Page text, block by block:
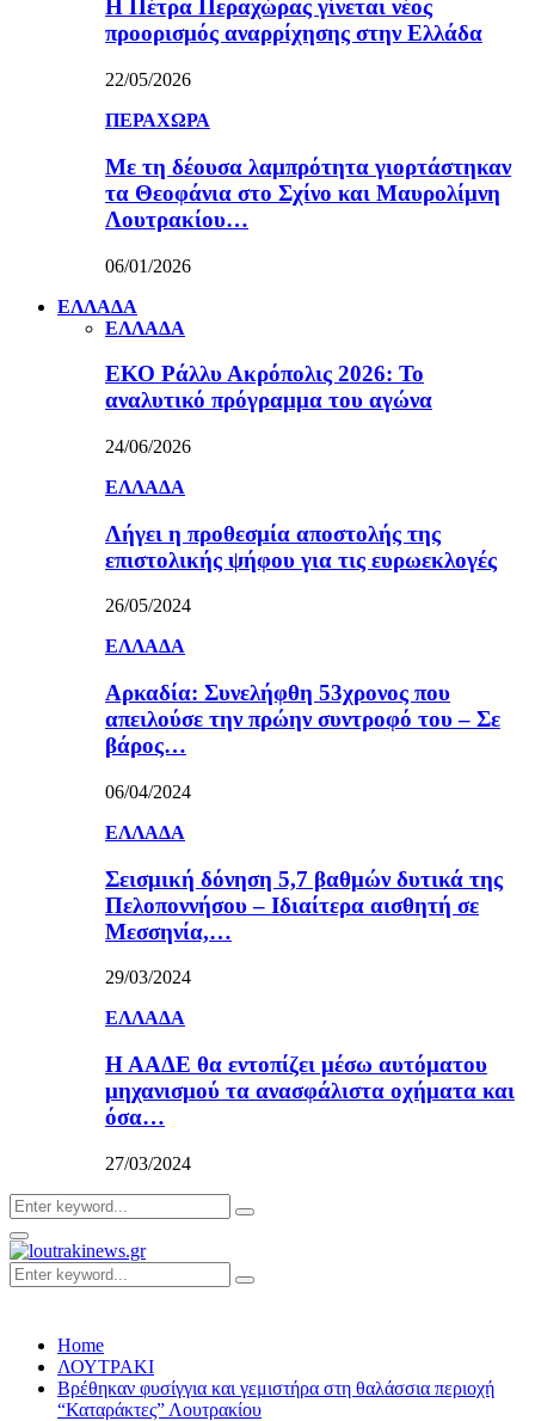
Η Πέτρα Περαχώρας γίνεται νέος
προορισμός αναρρίχησης στην Ελλάδα
22/05/2026
ΠΕΡΑΧΩΡΑ
Με τη δέουσα λαμπρότητα γιορτάστηκαν
τα Θεοφάνια στο Σχίνο και Μαυρολίμνη
Λουτρακίου…
06/01/2026
ΕΛΛΑΔΑ
ΕΛΛΑΔΑ
ΕΚΟ Ράλλυ Ακρόπολις 2026: Το
αναλυτικό πρόγραμμα του αγώνα
24/06/2026
ΕΛΛΑΔΑ
Λήγει η προθεσμία αποστολής της
επιστολικής ψήφου για τις ευρωεκλογές
26/05/2024
ΕΛΛΑΔΑ
Αρκαδία: Συνελήφθη 53χρονος που
απειλούσε την πρώην συντροφό του – Σε
βάρος…
06/04/2024
ΕΛΛΑΔΑ
Σεισμική δόνηση 5,7 βαθμών δυτικά της
Πελοποννήσου – Ιδιαίτερα αισθητή σε
Μεσσηνία,…
29/03/2024
ΕΛΛΑΔΑ
Η ΑΑΔΕ θα εντοπίζει μέσω αυτόματου
μηχανισμού τα ανασφάλιστα οχήματα και
όσα…
27/03/2024
Search
for:
Search
Primary
Menu
Search
for:
Search
Home
ΛΟΥΤΡΑΚΙ
Βρέθηκαν φυσίγγια και γεμιστήρα στη θαλάσσια περιοχή
“Καταράκτες” Λουτρακίου